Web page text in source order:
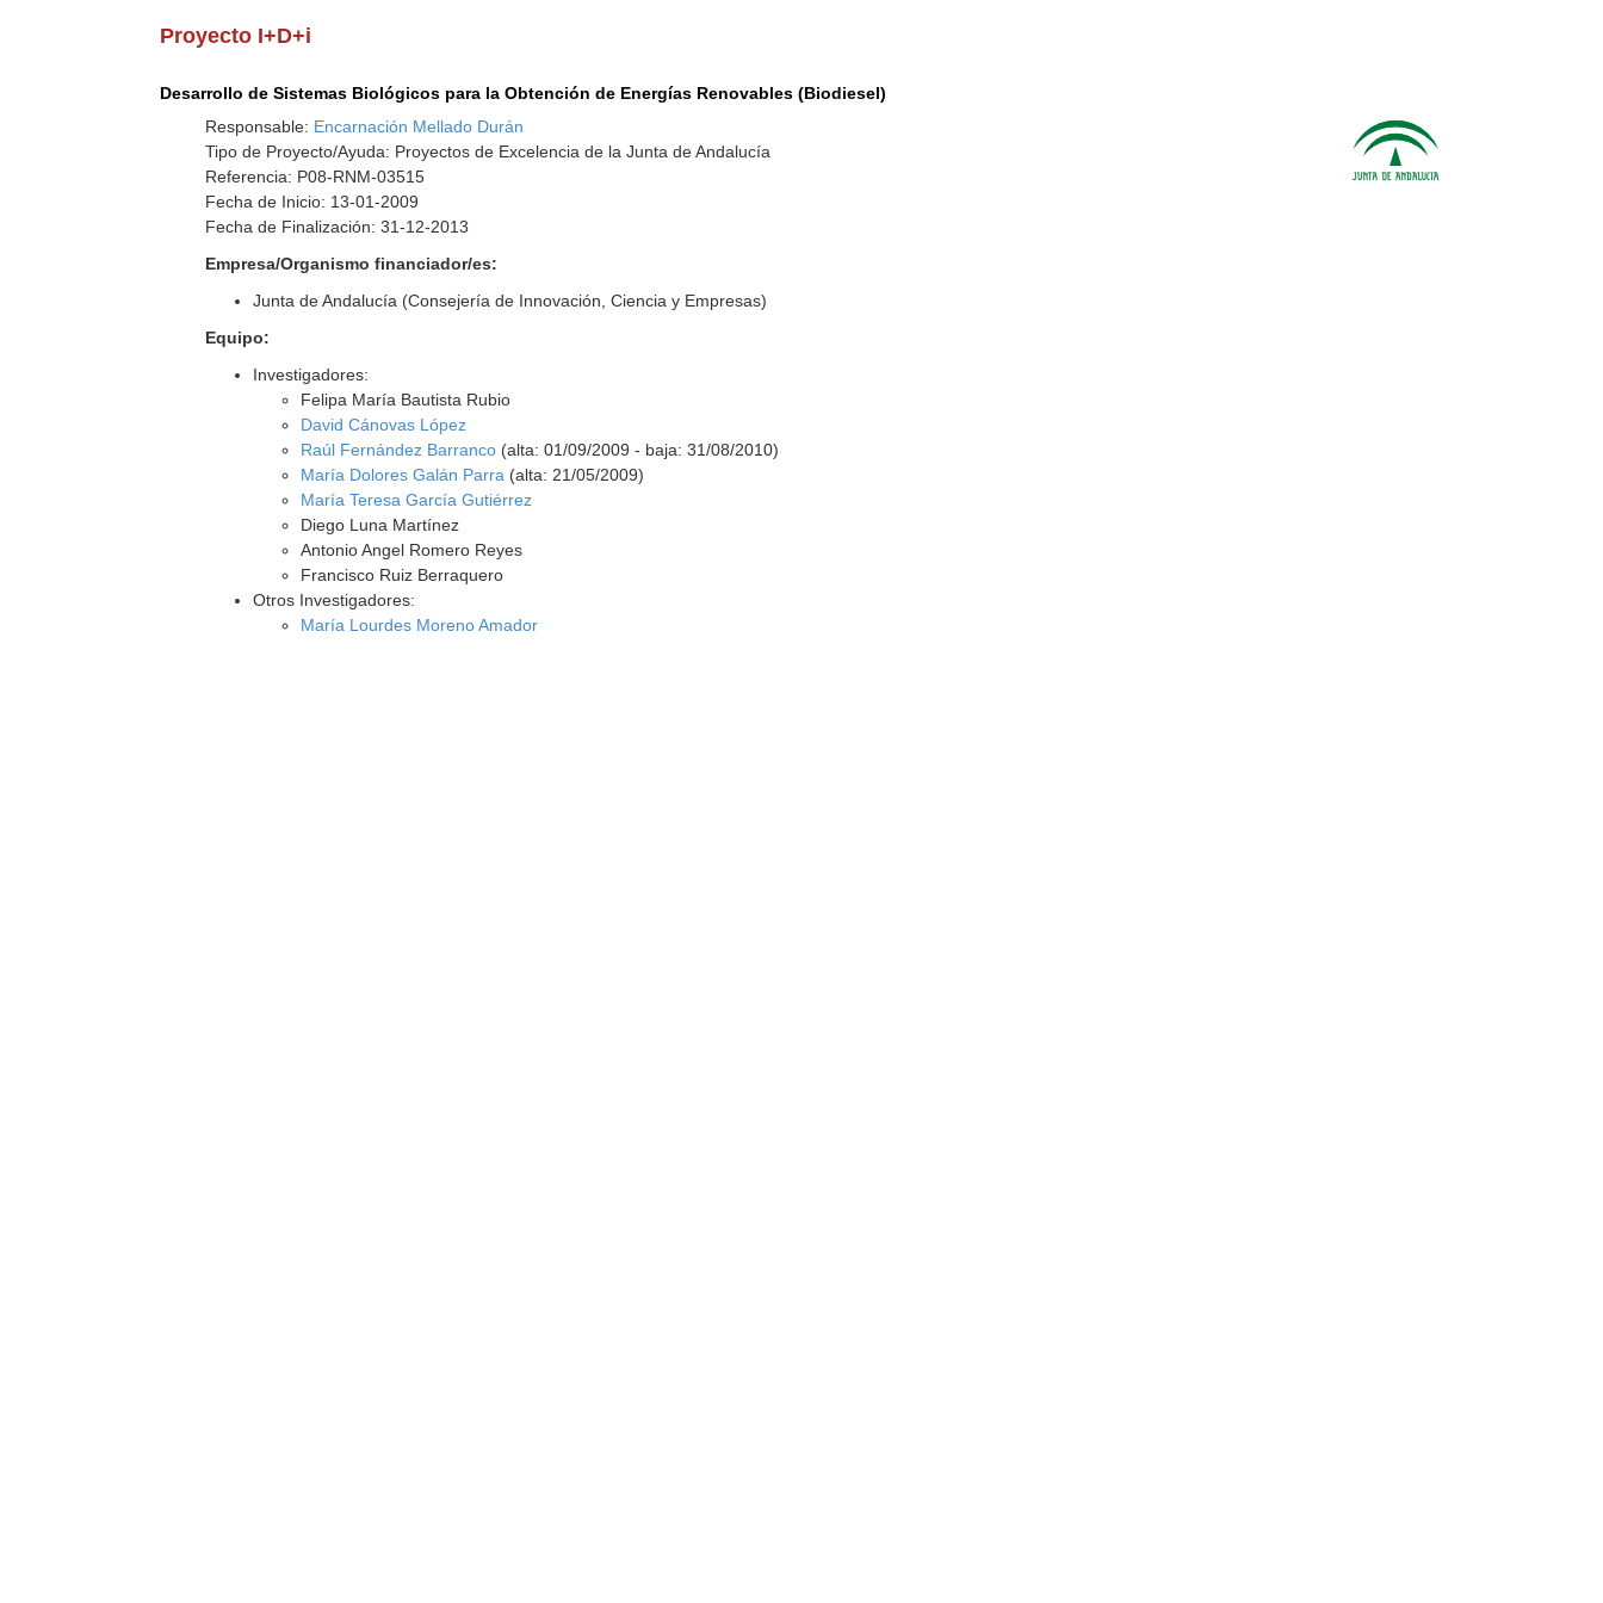
Proyecto I+D+i
Desarrollo de Sistemas Biológicos para la Obtención de Energías Renovables (Biodiesel)
Responsable: Encarnación Mellado Durán
Tipo de Proyecto/Ayuda: Proyectos de Excelencia de la Junta de Andalucía
Referencia: P08-RNM-03515
Fecha de Inicio: 13-01-2009
Fecha de Finalización: 31-12-2013
Empresa/Organismo financiador/es:
Junta de Andalucía (Consejería de Innovación, Ciencia y Empresas)
Equipo:
Investigadores:
Felipa María Bautista Rubio
David Cánovas López
Raúl Fernández Barranco (alta: 01/09/2009 - baja: 31/08/2010)
María Dolores Galán Parra (alta: 21/05/2009)
María Teresa García Gutiérrez
Diego Luna Martínez
Antonio Angel Romero Reyes
Francisco Ruiz Berraquero
Otros Investigadores:
María Lourdes Moreno Amador